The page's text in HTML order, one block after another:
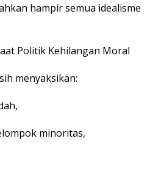
hampir semua idealisme
Politik Kehilangan Moral
menyaksikan:
minoritas,